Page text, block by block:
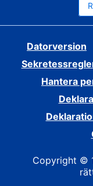
Datorversion
Hantera
Copyright ©